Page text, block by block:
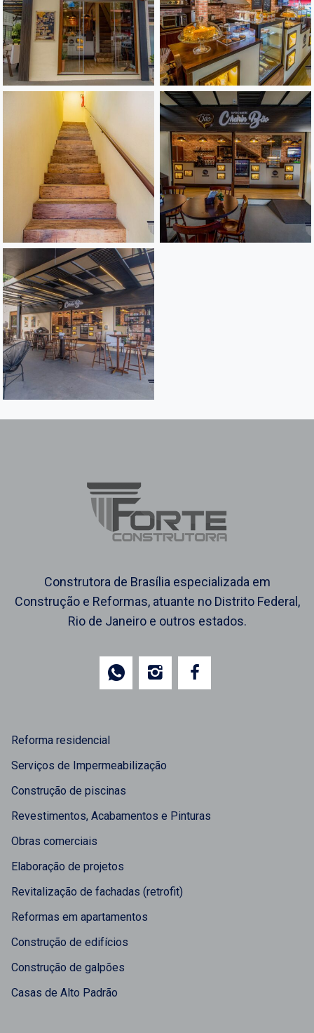
Construtora de Brasília especializada em
Construção e Reformas, atuante no Distrito Federal,
Rio de Janeiro e outros estados.
Reforma residencial
Serviços de Impermeabilização
Construção de piscinas
Revestimentos, Acabamentos e Pinturas
Obras comerciais
Elaboração de projetos
Revitalização de fachadas (retrofit)
Reformas em apartamentos
Construção de edifícios
Construção de galpões
Casas de Alto Padrão